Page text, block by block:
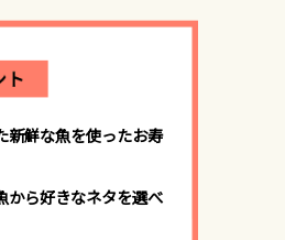
新鮮な魚を使ったお寿
から好きなネタを選べ